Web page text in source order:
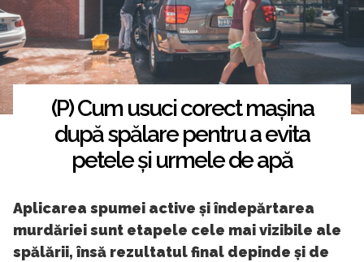
(P) Cum usuci corect mașina
după spălare pentru a evita
petele și urmele de apă
Aplicarea spumei active și îndepărtarea
murdăriei sunt etapele cele mai vizibile ale
spălării, însă rezultatul final depinde și de